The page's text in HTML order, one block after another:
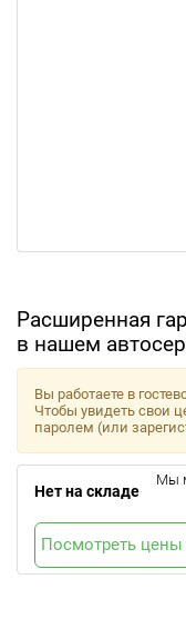
Расширенная
в нашем
Вы работаете в
Чтобы увидеть свои
паролем (или
Нет на складе
Мы
Посмотреть цены